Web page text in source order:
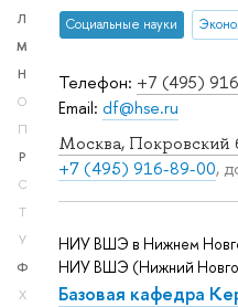
Л
М
Н
О
П
Р
С
Т
У
Ф
Х
Телефон: +7 (495)
Email: df@hse.ru
Москва, Покровский
+7 (495) 916-89-00,
Социальные науки
НИУ ВШЭ в Нижнем
НИУ ВШЭ (Нижний
Базовая кафедра